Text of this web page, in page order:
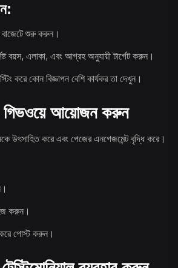
বাজেটে শুরু করুন।
বয়স, এলাকা, এবং আগ্রহ অনুযায়ী টার্গেট করুন।
করে কোন বিজ্ঞাপন বেশি কার্যকর তা দেখুন।
গিভওয়ে আয়োজন করুন
উৎসাহিত করে এবং পেজের এনগেজমেন্ট বৃদ্ধি করে।
করুন।
করে পোস্ট করুন।